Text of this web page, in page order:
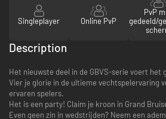
Singleplayer Online PvP
PvP
gedeeld/
Description
Het nieuwste deel in de GBVS-serie voert het
Vier je glorie in de ultieme vechtspelervaring
ervaren spelers.
Het is een party! Claim je kroon in Grand
Even geen zin in wedstrijden? Neem een